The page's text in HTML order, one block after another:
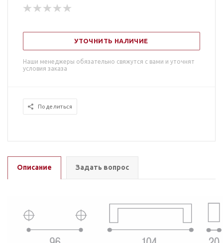
УТОЧНИТЬ НАЛИЧИЕ
Наши менеджеры обязательно свяжутся с вами и уточнят
условия заказа
Поделиться
Описание Задать вопрос